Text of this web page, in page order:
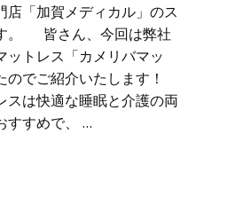
店「加賀メディカル」のス
。 皆さん、今回は弊社
ットレス「カメリバマッ
のでご紹介いたします！
スは快適な睡眠と介護の両
すすめで、 …